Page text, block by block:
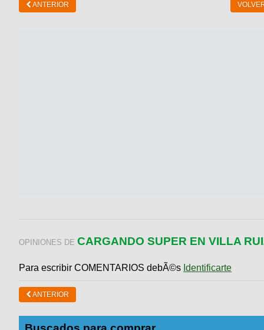
ANTERIOR
OPINIONES DE CARGANDO SUPER EN VILLA
Para escribir COMENTARIOS debÃ©s Identificarte
ANTERIOR